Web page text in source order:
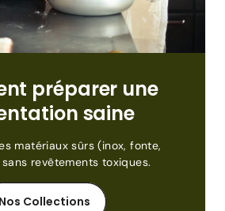
préparer une
saine
matériaux sûrs (inox, fonte,
revêtements toxiques.
Nos Collections